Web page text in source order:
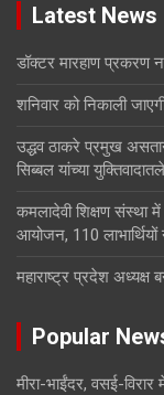
Latest News
डॉक्टर मारहाण प्रकरण
शनिवार को निकाली
उद्धव ठाकरे प्रमुख
सिब्बल यांच्या
कमलादेवी शिक्षण संस्था
आयोजन, 110 लाभार्थियों
महाराष्ट्र प्रदेश अध्यक्ष
Popular
मीरा-भाईंदर, वसई-विरार